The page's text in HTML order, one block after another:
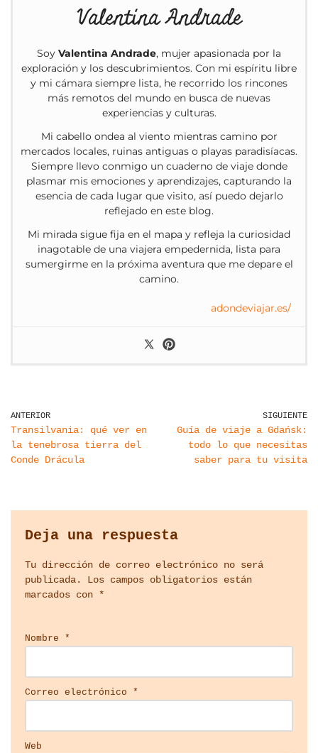
Valentina Andrade
Soy Valentina Andrade, mujer apasionada por la
exploración y los descubrimientos. Con mi espíritu libre
y mi cámara siempre lista, he recorrido los rincones
más remotos del mundo en busca de nuevas
experiencias y culturas.
Mi cabello ondea al viento mientras camino por
mercados locales, ruinas antiguas o playas paradisíacas.
Siempre llevo conmigo un cuaderno de viaje donde
plasmar mis emociones y aprendizajes, capturando la
esencia de cada lugar que visito, así puedo dejarlo
reflejado en este blog.
Mi mirada sigue fija en el mapa y refleja la curiosidad
inagotable de una viajera empedernida, lista para
sumergirme en la próxima aventura que me depare el
camino.
adondeviajar.es/
ANTERIOR
Transilvania: qué ver en
la tenebrosa tierra del
Conde Drácula
SIGUIENTE
Guía de viaje a Gdańsk:
todo lo que necesitas
saber para tu visita
Deja una respuesta
Tu dirección de correo electrónico no será
publicada.
Los campos obligatorios están
marcados con *
Nombre *
Correo electrónico *
Web